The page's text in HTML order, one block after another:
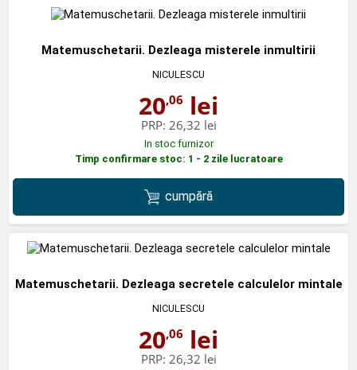
Matemuschetarii. Dezleaga misterele inmultirii
NICULESCU
20,06 lei
PRP: 26,32 lei
In stoc furnizor
Timp confirmare stoc: 1 - 2 zile lucratoare
cumpără
Matemuschetarii. Dezleaga secretele calculelor mintale
NICULESCU
20,06 lei
PRP: 26,32 lei